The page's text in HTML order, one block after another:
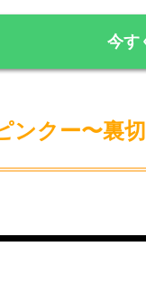
今す
ンクー〜裏